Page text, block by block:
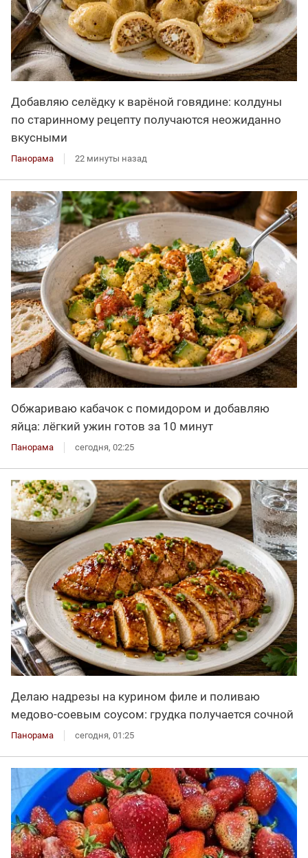
Добавляю селёдку к варёной говядине: колдуны
по старинному рецепту получаются неожиданно
вкусными
Панорама 22 минуты назад
Обжариваю кабачок с помидором и добавляю
яйца: лёгкий ужин готов за 10 минут
Панорама сегодня, 02:25
Делаю надрезы на курином филе и поливаю
медово-соевым соусом: грудка получается сочной
Панорама сегодня, 01:25